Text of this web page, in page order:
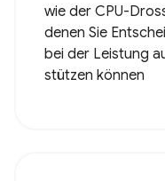
wie der CPU-
denen Sie
bei der Leistung
stützen können